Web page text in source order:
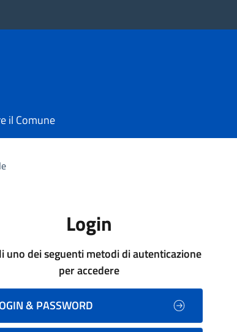
il Comune
Login
uno dei seguenti metodi di autenticazione
per accedere
& PASSWORD